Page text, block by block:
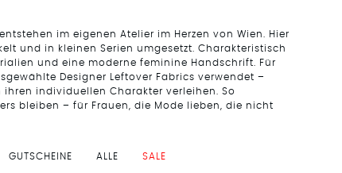
im eigenen Atelier im Herzen von Wien. Hier
und in kleinen Serien umgesetzt. Charakteristisch
und eine moderne feminine Handschrift. Für
Designer Leftover Fabrics verwendet –
individuellen Charakter verleihen. So
bleiben – für Frauen, die Mode lieben, die nicht
GUTSCHEINE ALLE SALE